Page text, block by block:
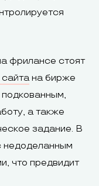
SmsCoin,
и
Комментарии
Вконтакте и
фрилансе стоят
на бирже
а также
задание. В
недоделанным
что предвидит